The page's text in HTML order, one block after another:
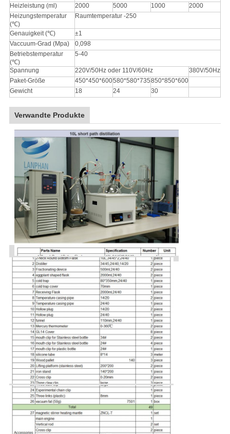
Heizleistung (ml)
2000 5000 1000
2000
Heizungstemperatur
(℃)
Raumtemperatur -250
Genauigkeit (℃)
±1
Vaccuum-Grad (Mpa)
0,098
Betriebstemperatur
(℃)
5-40
Spannung 220V/50Hz oder 110V/60Hz
380V/50Hz
Paket-Größe
450*450*600580*580*735850*850*600
Gewicht
18 24 30
Verwandte Produkte